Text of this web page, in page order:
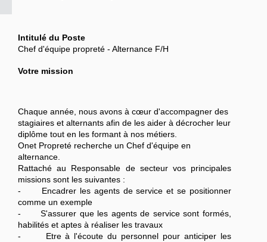
Intitulé du Poste
Chef d'équipe propreté - Alternance F/H
Votre mission
Chaque année, nous avons à cœur d'accompagner des
stagiaires et alternants afin de les aider à décrocher leur
diplôme tout en les formant à nos métiers.
Onet Propreté recherche un Chef d'équipe en
alternance.
Rattaché au Responsable de secteur vos principales
missions sont les suivantes :
- Encadrer les agents de service et se positionner
comme un exemple
- S'assurer que les agents de service sont formés,
habilités et aptes à réaliser les travaux
- Etre à l'écoute du personnel pour anticiper les